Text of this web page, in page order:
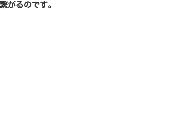
がるのです。